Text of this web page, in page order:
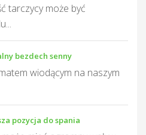
tarczycy może być
bezdech senny
wiodącym na naszym
pozycja do spania